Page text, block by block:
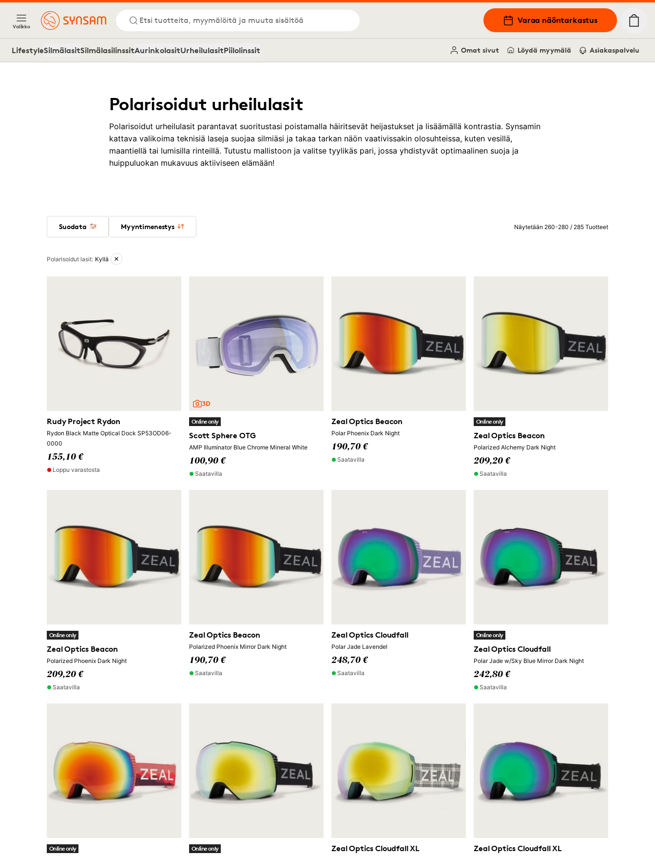
Valikko
Etsi tuotteita, myymälöitä ja muuta sisältöä Varaa näöntarkastus
LifestyleSilmälasitSilmälasilinssitAurinkolasitUrheilulasitPiilolinssit Omat sivut Löydä myymälä Asiakaspalvelu
Polarisoidut urheilulasit
Polarisoidut urheilulasit parantavat suoritustasi poistamalla häiritsevät heijastukset ja lisäämällä kontrastia. Synsamin
kattava valikoima teknisiä laseja suojaa silmiäsi ja takaa tarkan näön vaativissakin olosuhteissa, kuten vesillä,
maantiellä tai lumisilla rinteillä. Tutustu mallistoon ja valitse tyylikäs pari, jossa yhdistyvät optimaalinen suoja ja
huippuluokan mukavuus aktiiviseen elämään!
Suodata Myyntimenestys Näytetään 260-280 / 285 Tuotteet
Aktiiviset suodattimet
Polarisoidut lasit: Kyllä
Rudy Project Rydon
Rydon Black Matte Optical Dock SP53OD06-
0000
155,10 €
Loppu varastosta
Online only
Scott Sphere OTG
AMP Illuminator Blue Chrome Mineral White
100,90 €
Saatavilla
Zeal Optics Beacon
Polar Phoenix Dark Night
190,70 €
Saatavilla
Online only
Zeal Optics Beacon
Polarized Alchemy Dark Night
209,20 €
Saatavilla
Online only
Zeal Optics Beacon
Polarized Phoenix Dark Night
209,20 €
Saatavilla
Zeal Optics Beacon
Polarized Phoenix Mirror Dark Night
190,70 €
Saatavilla
Zeal Optics Cloudfall
Polar Jade Lavendel
248,70 €
Saatavilla
Online only
Zeal Optics Cloudfall
Polar Jade w/Sky Blue Mirror Dark Night
242,80 €
Saatavilla
Online only Online only Zeal Optics Cloudfall XL Zeal Optics Cloudfall XL